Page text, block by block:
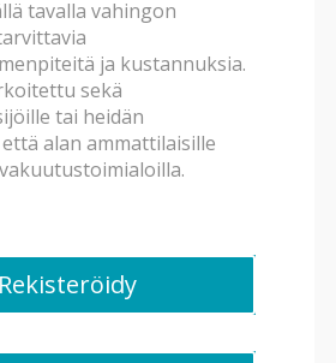
tyyppi
tavalla vahingon
ja kustannuksia.
sekä
tai heidän
alan ammattilaisille
Rekisteröidy